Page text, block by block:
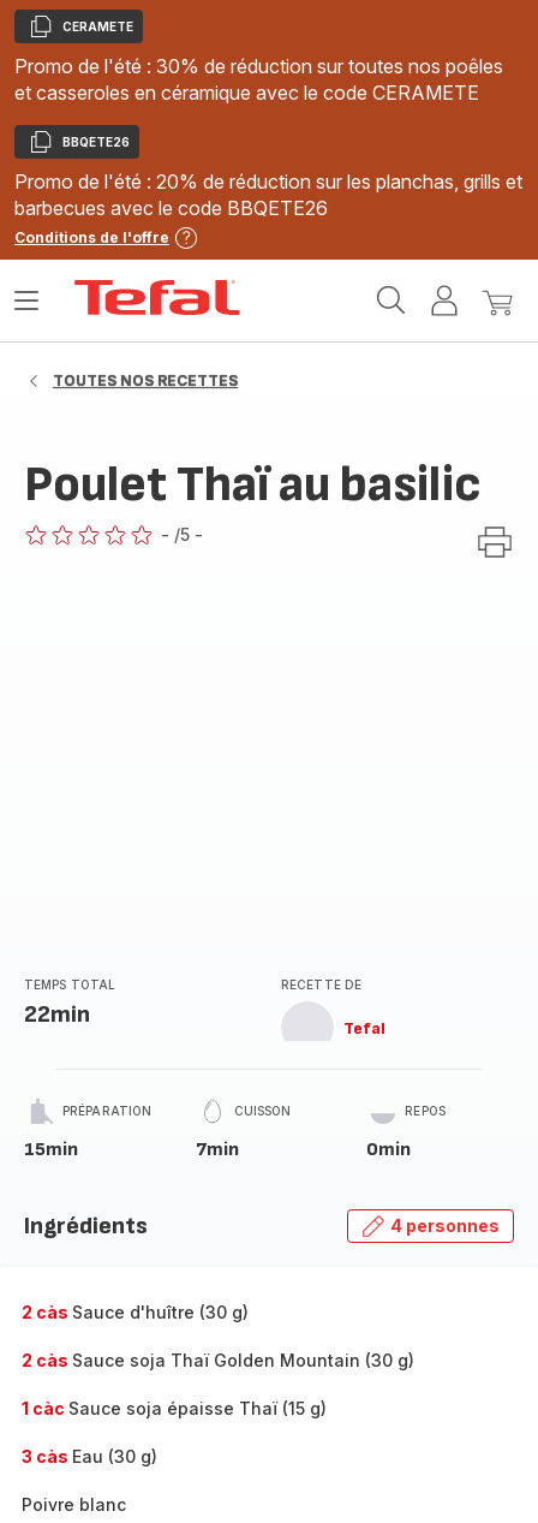
Copier
CERAMETE
Promo de l'été : 30% de réduction sur toutes nos poêles
et casseroles en céramique avec le code CERAMETE
Copier
BBQETE26
Promo de l'été : 20% de réduction sur les planchas, grills et
barbecues avec le code BBQETE26
Conditions de l'offre
MonMon
Ouvrir
TOUTES NOS RECETTES
Poulet Thaï au basilic
- /5 -
TEMPS TOTAL
22min
RECETTE DE
Tefal
PRÉPARATION
15min
CUISSON
7min
REPOS
0min
Ingrédients 4 personnes
2 càs Sauce d'huître (30 g)
2 càs Sauce soja Thaï Golden Mountain (30 g)
1 càc Sauce soja épaisse Thaï (15 g)
3 càs Eau (30 g)
Poivre blanc